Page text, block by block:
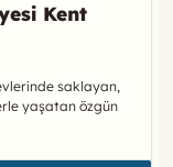
Kent
saklayan,
yaşatan özgün